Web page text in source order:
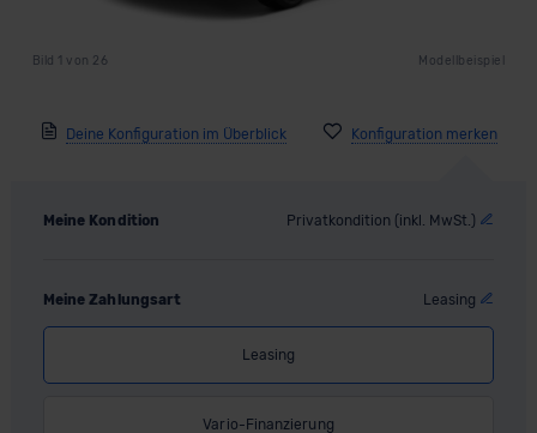
Bild 1 von 26 Modellbeispiel
Deine Konfiguration im Überblick
Meine Kondition Privatkondition (inkl. MwSt.)
Meine Zahlungsart Leasing
Leasing
Vario-Finanzierung